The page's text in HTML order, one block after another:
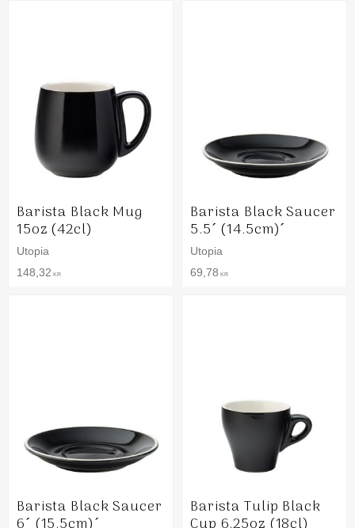
Barista Black Mug
15oz (42cl)
Utopia
148,32 KR
Barista Black Saucer
5.5´ (14.5cm)´
Utopia
69,78 KR
Barista Black Saucer Barista Tulip Black